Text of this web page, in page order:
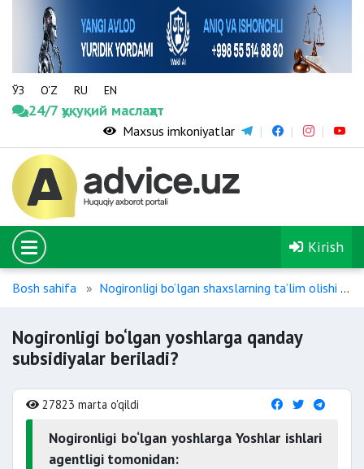
ЎЗ O‘Z RU EN
24/7 ҳуқуқий маслаҳат
Maxsus imkoniyatlar
Kirish
Bosh sahifa Nogironligi bo‘lgan shaxslarning taʼlim olishi
Nogironligi bo‘lgan yoshlarga qanday
subsidiyalar beriladi?
27823 marta o'qildi
Nogironligi bo‘lgan yoshlarga Yoshlar ishlari
agentligi tomonidan: